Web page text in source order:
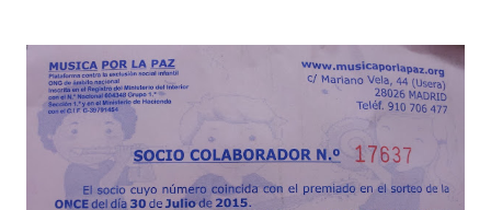
entrada del circuito de agua sanitaria, asi que me he dispuesto
ha echarle un ojo. Por supuesto lo he desconectado de la
corriente, he cortado el gas y la llave de entrada de agua a la
caldera, que es el segundo tubo de la izquierda (la llave es de
color azul). También he abierto un grifo de agua caliente del